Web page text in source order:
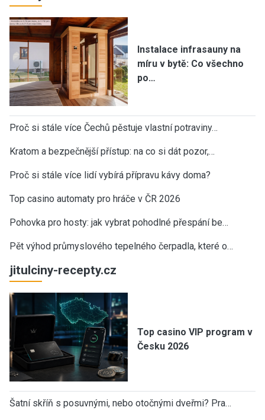
Instalace infrasauny na
míru v bytě: Co všechno
po…
Proč si stále více Čechů pěstuje vlastní potraviny…
Kratom a bezpečnější přístup: na co si dát pozor,…
Proč si stále více lidí vybírá přípravu kávy doma?
Top casino automaty pro hráče v ČR 2026
Pohovka pro hosty: jak vybrat pohodlné přespání be…
Pět výhod průmyslového tepelného čerpadla, které o…
jitulciny-recepty.cz
Top casino VIP program v
Česku 2026
Šatní skříň s posuvnými, nebo otočnými dveřmi? Pra…